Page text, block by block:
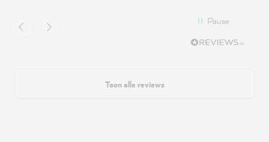
Pause
Toon alle reviews